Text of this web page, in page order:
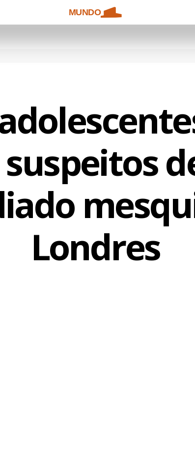
MUNDO
Londres